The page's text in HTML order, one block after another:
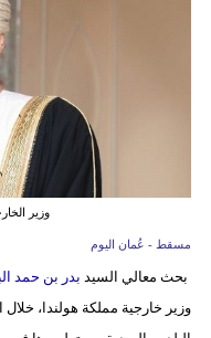
وزير
مسقط - عُمان اليوم
بحث معالي السيد بدر بن حمد
وزير خارجية مملكة هولندا، خلال